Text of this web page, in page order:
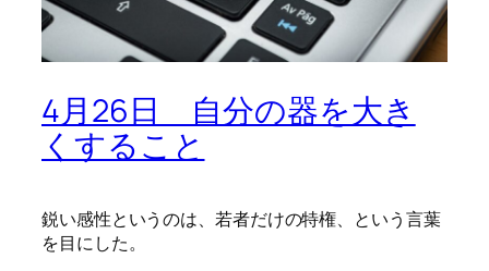
4月26日 自分の器を大き
くすること
鋭い感性というのは、若者だけの特権、という言葉
を目にした。